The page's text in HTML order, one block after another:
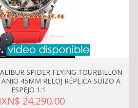
SPIDER FLYING TOURBILLON
45MM RELOJ RÉPLICA SUIZO A
ESPEJO 1:1
24,290.00